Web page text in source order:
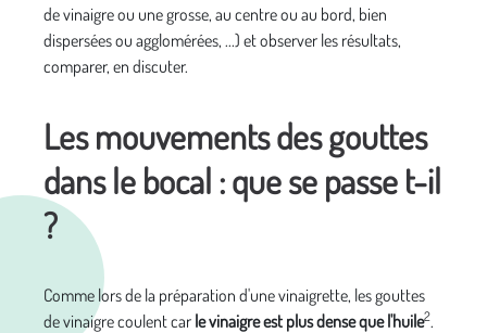
de vinaigre ou une grosse, au centre ou au bord, bien
dispersées ou agglomérées, ...) et observer les résultats,
comparer, en discuter.
Les mouvements des gouttes
dans le bocal : que se passe t-il
?
Comme lors de la préparation d'une vinaigrette, les gouttes
de vinaigre coulent car levinaigre est plus dense que l'huile2.